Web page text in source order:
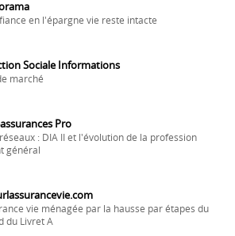
en l'épargne vie reste intacte
Sociale Informations
marché
Pro
réseaux : DIA II et l'évolution de la profession
général
vie ménagée par la hausse par étapes du
du Livret A